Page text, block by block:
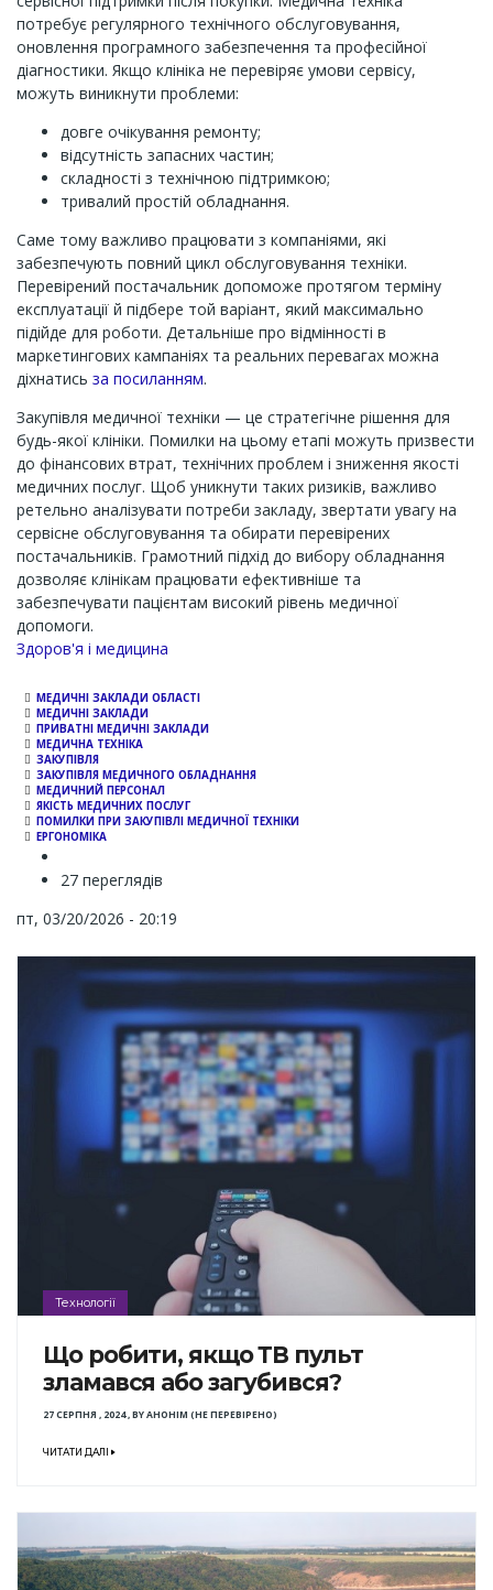
потребує регулярного технічного обслуговування,
оновлення програмного забезпечення та професійної
діагностики. Якщо клініка не перевіряє умови сервісу,
можуть виникнути проблеми:
довге очікування ремонту;
відсутність запасних частин;
складності з технічною підтримкою;
тривалий простій обладнання.
Саме тому важливо працювати з компаніями, які
забезпечують повний цикл обслуговування техніки.
Перевірений постачальник допоможе протягом терміну
експлуатації й підбере той варіант, який максимально
підійде для роботи. Детальніше про відмінності в
маркетингових кампаніях та реальних перевагах можна
діхнатись за посиланням.
Закупівля медичної техніки — це стратегічне рішення для
будь-якої клініки. Помилки на цьому етапі можуть призвести
до фінансових втрат, технічних проблем і зниження якості
медичних послуг. Щоб уникнути таких ризиків, важливо
ретельно аналізувати потреби закладу, звертати увагу на
сервісне обслуговування та обирати перевірених
постачальників. Грамотний підхід до вибору обладнання
дозволяє клінікам працювати ефективніше та
забезпечувати пацієнтам високий рівень медичної
допомоги.
Channel
Здоров'я і медицина
МЕДИЧНІ ЗАКЛАДИ ОБЛАСТІ
МЕДИЧНІ ЗАКЛАДИ
ПРИВАТНІ МЕДИЧНІ ЗАКЛАДИ
МЕДИЧНА ТЕХНІКА
ЗАКУПІВЛЯ
ЗАКУПІВЛЯ МЕДИЧНОГО ОБЛАДНАННЯ
МЕДИЧНИЙ ПЕРСОНАЛ
ЯКІСТЬ МЕДИЧНИХ ПОСЛУГ
ПОМИЛКИ ПРИ ЗАКУПІВЛІ МЕДИЧНОЇ ТЕХНІКИ
ЕРГОНОМІКА
27 переглядів
пт, 03/20/2026 - 20:19
Технології
Що робити, якщо ТВ пульт
зламався або загубився?
27 СЕРПНЯ , 2024,BYАНОНІМ (НЕ ПЕРЕВІРЕНО)
ЧИТАТИ ДАЛІ